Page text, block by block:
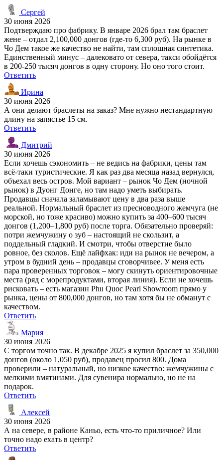
Сергей
30 июня 2026
Подтверждаю про фабрику. В январе 2026 брал там браслет
жене – отдал 2,100,000 донгов (где-то 6,300 руб). На рынке в
Чо Дем такое же качество не найти, там сплошная синтетика.
Единственный минус – далековато от севера, такси обойдётся
в 200-250 тысяч донгов в одну сторону. Но оно того стоит.
Ответить
Ирина
30 июня 2026
А они делают браслеты на заказ? Мне нужно нестандартную
длину на запястье 15 см.
Ответить
Дмитрий
30 июня 2026
Если хочешь сэкономить – не ведись на фабрики, цены там
всё-таки туристические. Я как раз два месяца назад вернулся,
объехал весь остров. Мой вариант – рынок Чо Дем (ночной
рынок) в Дуонг Донге, но там надо уметь выбирать.
Продавцы сначала заламывают цену в два раза выше
реальной. Нормальный браслет из пресноводного жемчуга (не
морской, но тоже красиво) можно купить за 400–600 тысяч
донгов (1,200–1,800 руб) после торга. Обязательно проверяй:
потри жемчужину о зуб – настоящий не скользит, а
поддельный гладкий. И смотри, чтобы отверстие было
ровное, без сколов. Ещё лайфхак: иди на рынок не вечером, а
утром в будний день – продавцы сговорчивее. У меня есть
пара проверенных торговок – могу скинуть ориентировочные
места (ряд с морепродуктами, вторая линия). Если не хочешь
рисковать – есть магазин Phu Quoc Pearl Showroom прямо у
рынка, цены от 800,000 донгов, но там хотя бы не обманут с
качеством.
Ответить
Мария
30 июня 2026
С торгом точно так. В декабре 2025 я купил браслет за 350,000
донгов (около 1,050 руб), продавец просил 800. Дома
проверили – натуральный, но низкое качество: жемчужины с
мелкими вмятинами. Для сувенира нормально, но не на
подарок.
Ответить
Алексей
30 июня 2026
А на севере, в районе Каньо, есть что-то приличное? Или
точно надо ехать в центр?
Ответить